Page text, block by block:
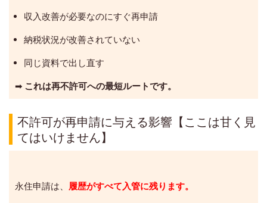
収入改善が必要なのにすぐ再申請
納税状況が改善されていない
同じ資料で出し直す
➡ これは再不許可への最短ルートです。
不許可が再申請に与える影響【ここは甘く見
てはいけません】
永住申請は、 履歴がすべて入管に残ります。